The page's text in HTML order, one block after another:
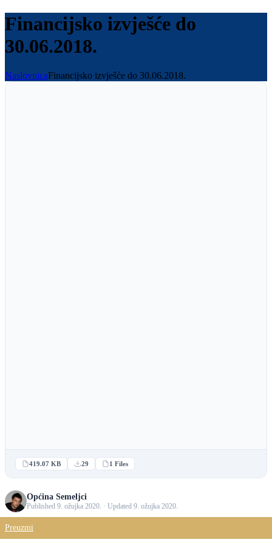
Financijsko izvješće do
30.06.2018.
NaslovnicaFinancijsko izvješće do 30.06.2018.
419.07 KB 29 1 Files
Općina Semeljci
Published 9. ožujka 2020. · Updated 9. ožujka 2020.
Preuzmi